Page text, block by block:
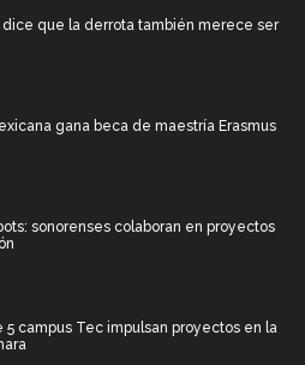
dice que la derrota también merece ser
gana beca de maestría Erasmus
sonorenses colaboran en proyectos
5 campus Tec impulsan proyectos en la